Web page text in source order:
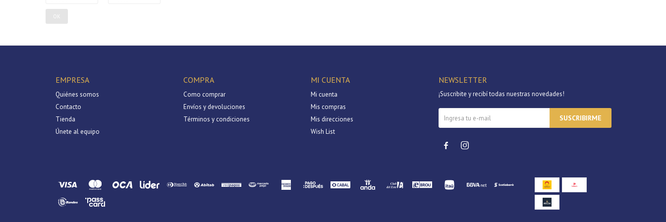
OK
EMPRESA
Quiénes somos
Contacto
Tienda
Únete al equipo
COMPRA
Como comprar
Envíos y devoluciones
Términos y condiciones
MI CUENTA
Mi cuenta
Mis compras
Mis direcciones
Wish List
NEWSLETTER
¡Suscribite y recibí todas nuestras novedades!
SUSCRIBIRME
 